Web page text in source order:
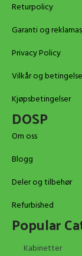
Returpolicy
Garanti og
Privacy Policy
Vilkår og
Kjøpsbetingelser
DOSP
Om oss
Blogg
Deler og tilbehør
Refurbished
Popular
Kabinetter